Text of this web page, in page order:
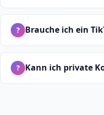
? Brauche ich ein
? Kann ich private